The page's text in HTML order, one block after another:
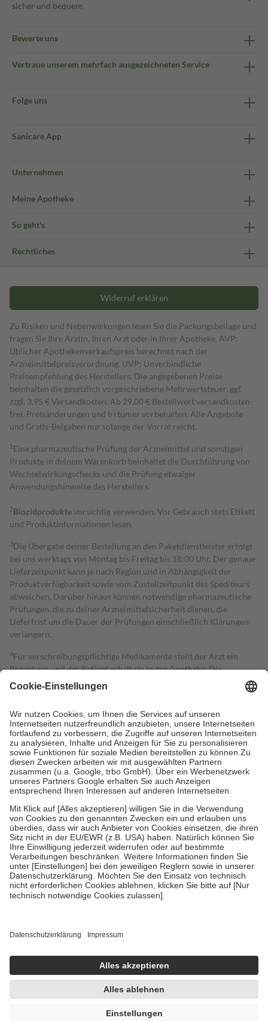
sicher und bequem
Bewerte uns
Vertraue unserem mehrfach ausgezeichneten Service
Folge uns
Sanicare App
Unternehmen
Meine Apotheke
So geht's
Rechtliches
Widerruf erklären
Zu Risiken und Nebenwirkungen lesen Sie die Packungsbeilage und
fragen Sie Ihre Ärztin, Ihren Arzt oder in Ihrer Apotheke. AVP:
Üblicher Apothekenverkaufspreis berechnet nach der
Arzneimittelpreisverordnung. UVP: Unverbindliche
Preisempfehlung des Herstellers. Die angegebenen Preise
beinhalten die gesetzlich vorgeschriebene Mehrwertsteuer, ggf.
zzgl. 3,95 € Versandkosten. Ab 29,00 € Bestell­wert versand­kosten­
frei. Preisänderungen und Irrtümer vorbehalten. Alle Angebote
und Gratis-Beigaben nur solange der Vorrat reicht.
1 Eine pharmazeutische Prüfung der Arzneimittel und sonstigen
Produkte in deinem Warenkorb beinhaltet die Durchführung von
Wechselwirkungschecks und die Prüfung etwaiger
Anwendungshinweise des Herstellers.
2Biozidproduktevorsichtig verwenden. Vor Gebrauch stets Etikett
und Produktinformationen lesen.
3Die Übergabe deiner Bestellung an den Paketdienstleister erfolgt
bei uns werktags von Montag bis Freitag bis 18:00 Uhr. Der genaue
Lieferzeitpunkt kann je nach Region und in Abhängigkeit der
Produktverfügbarkeit sowie vom Zustellzeitpunkt des Spediteurs
abweichen. Darüber hinaus können notwendige pharmazeutische
Prüfungen, die zu deiner Arzneimittelsicherheit dienen, die
Lieferfrist um die Dauer der Prüfungen einschließlich Klärungen
verlängern.
4Für verschreibungspflichtige Medikamente stellt der Arzt ein
Rezept aus und der Patient erhält sie in der Apotheke. Die
gesetzliche Krankenversicherung übernimmt in der Regel die
Kosten dafür, der Versicherte trägt einen Teil davon als Zuzahlung
Grundsätzlich leisten Mitglieder Zuzahlungen in Höhe von zehn
Prozent des Abgabepreises,mindestens jedochfünf Euround
höchstens zehn Euro.Es sind jedoch nie mehr als die tatsächlichen
Kosten der Leistung zu entrichten.
Diese Regeln gelten grundsätzlich auch für Online-Apotheken.
Bei Heilmitteln und häuslicher Krankenpflege beträgt die
Zuzahlung zehn Prozent der Kosten sowie zehn Euro je
Verordnung.
Um das Engagement der Versicherten für ihre eigene Gesundheit zu
stärken und die besondere Stellung der Familie zu unterstützen,
fallenkeine Zuzahlungenan bei:
• Kindern und Jugendlichen bis zum vollendeten 18. Lebensjahr
mit Ausnahme der Fahrkosten
• Untersuchungen zur Vorsorge und Früherkennung, die von der
GKV getragen werden
Einholung von Bewertungen. Trusted Shops hat Maßnahmen
getroffen, um sicherzustellen, dass es sich um echte Bewertungen
handelt. Mehr Informationen findest du hier:
https://help.etrusted.com/hc/de/articles/4419944605341